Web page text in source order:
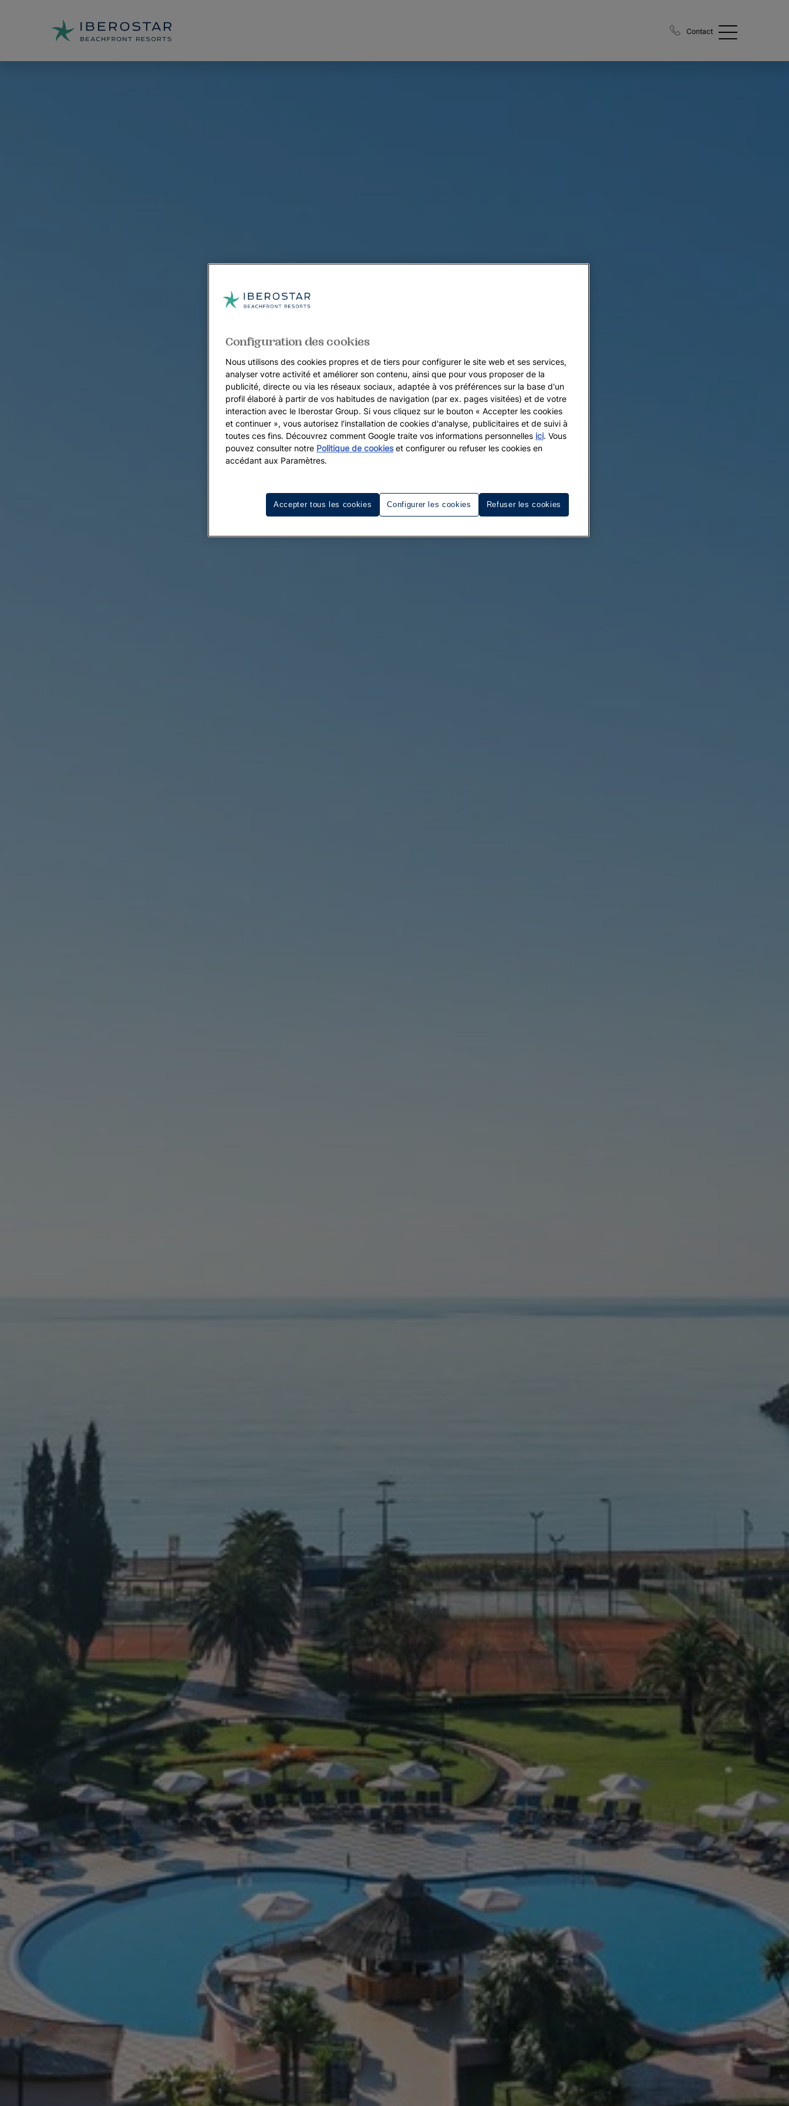
Contact
Configuration des cookies
Nous utilisons des cookies propres et de tiers pour configurer le site web et ses services,
analyser votre activité et améliorer son contenu, ainsi que pour vous proposer de la
publicité, directe ou via les réseaux sociaux, adaptée à vos préférences sur la base d'un
profil élaboré à partir de vos habitudes de navigation (par ex. pages visitées) et de votre
interaction avec le Iberostar Group. Si vous cliquez sur le bouton « Accepter les cookies
et continuer », vous autorisez l'installation de cookies d'analyse, publicitaires et de suivi à
toutes ces fins. Découvrez comment Google traite vos informations personnelles ici. Vous
pouvez consulter notre Politique de cookieset configurer ou refuser les cookies en
accédant aux Paramètres.
Configurer les cookies Refuser les cookies
Accepter tous les cookies